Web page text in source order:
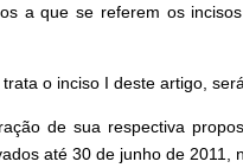
a que se referem os
o inciso I deste artigo,
de sua respectiva
até 30 de junho de 2011,